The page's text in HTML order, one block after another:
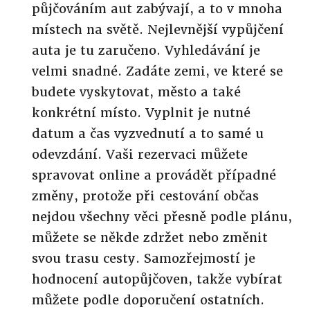
půjčováním aut zabývají, a to v mnoha
místech na světě. Nejlevnější vypůjčení
auta je tu zaručeno. Vyhledávání je
velmi snadné. Zadáte zemi, ve které se
budete vyskytovat, město a také
konkrétní místo. Vyplnit je nutné
datum a čas vyzvednutí a to samé u
odevzdání. Vaši rezervaci můžete
spravovat online a provádět případné
změny, protože při cestování občas
nejdou všechny věci přesně podle plánu,
můžete se někde zdržet nebo změnit
svou trasu cesty. Samozřejmostí je
hodnocení autopůjčoven, takže vybírat
můžete podle doporučení ostatních.